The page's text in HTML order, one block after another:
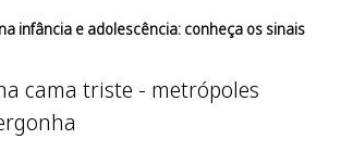
infância e adolescência: conheça os sinais